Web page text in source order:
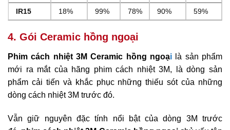
IR15 18% 99% 78% 90% 59%
4. Gói Ceramic hồng ngoại
Phim cách nhiệt 3M Ceramic hồng ngoại là sản phẩm
mới ra mắt của hãng phim cách nhiệt 3M, là dòng sản
phẩm cải tiến và khắc phục những thiếu sót của những
dòng cách nhiệt 3M trước đó.
Vẫn giữ nguyên đặc tính nổi bật của dòng 3M trước